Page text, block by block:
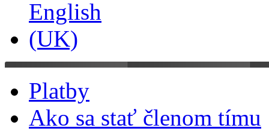
Platby
Ako sa stať členom tímu